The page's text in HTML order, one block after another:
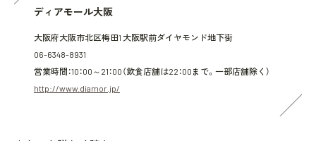
ディアモール大阪
大阪府大阪市北区梅田1 大阪駅前ダイヤモンド地下街
06-6348-8931
営業時間：10：00～21：00（飲食店舗は22：00まで。一部店舗除く）
http://www.diamor.jp/